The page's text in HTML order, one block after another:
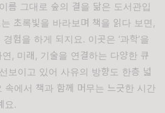
름 그대로 숲의 결을 닮은 도서관입
초록빛을 바라보며 책을 읽다 보면,
험을 하게 되지요. 이곳은 ‘과학’을
, 미래, 기술을 연결하는 다양한 큐
보이고 있어 사유의 방향도 한층 넓
속에서 책과 함께 머무는 느긋한 시간
요.